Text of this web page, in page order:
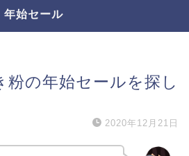
年始セール
粉の年始セールを探し
2020年12月21日